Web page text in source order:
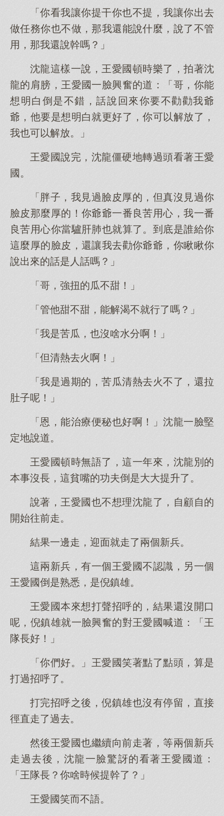
「你看我讓你提干你也不提，我讓你出去
做任務你也不做，那我還能說什麼，說了不管
用，那我還說幹嗎？」
沈龍這樣一說，王愛國頓時樂了，拍著沈
龍的肩膀，王愛國一臉興奮的道：「哥，你能
想明白倒是不錯，話說回來你要不勸勸我爺
爺，他要是想明白就更好了，你可以解放了，
我也可以解放。」
王愛國說完，沈龍僵硬地轉過頭看著王愛
國。
「胖子，我見過臉皮厚的，但真沒見過你
臉皮那麼厚的！你爺爺一番良苦用心，我一番
良苦用心你當驢肝肺也就算了。到底是誰給你
這麼厚的臉皮，還讓我去勸你爺爺，你瞅瞅你
說出來的話是人話嗎？」
「哥，強扭的瓜不甜！」
「管他甜不甜，能解渴不就行了嗎？」
「我是苦瓜，也沒啥水分啊！」
「但清熱去火啊！」
「我是過期的，苦瓜清熱去火不了，還拉
肚子呢！」
「恩，能治療便秘也好啊！」沈龍一臉堅
定地說道。
王愛國頓時無語了，這一年來，沈龍別的
本事沒長，這貧嘴的功夫倒是大大提升了。
說著，王愛國也不想理沈龍了，自顧自的
開始往前走。
結果一邊走，迎面就走了兩個新兵。
這兩新兵，有一個王愛國不認識，另一個
王愛國倒是熟悉，是倪鎮雄。
王愛國本來想打聲招呼的，結果還沒開口
呢，倪鎮雄就一臉興奮的對王愛國喊道：「王
隊長好！」
「你們好。」王愛國笑著點了點頭，算是
打過招呼了。
打完招呼之後，倪鎮雄也沒有停留，直接
徑直走了過去。
然後王愛國也繼續向前走著，等兩個新兵
走過去後，沈龍一臉驚訝的看著王愛國道：
「王隊長？你啥時候提幹了？」
王愛國笑而不語。